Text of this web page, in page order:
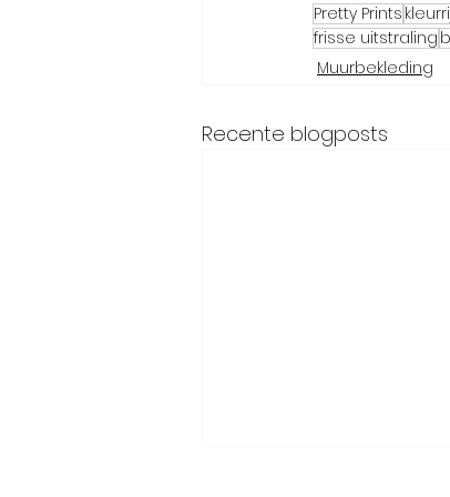
Pretty Prints
frisse uitstraling
Muurbekleding
Recente blogposts